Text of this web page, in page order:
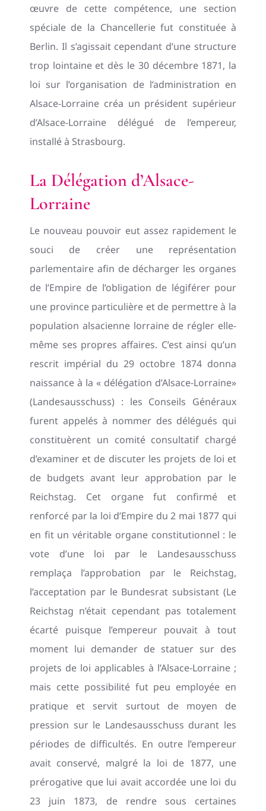
œuvre de cette compétence, une section
spéciale de la Chancellerie fut constituée à
Berlin. Il s’agissait cependant d’une structure
trop lointaine et dès le 30 décembre 1871, la
loi sur l’organisation de l’administration en
Alsace-Lorraine créa un président supérieur
d’Alsace-Lorraine délégué de l’empereur,
installé à Strasbourg.
La Délégation d’Alsace-
Lorraine
Le nouveau pouvoir eut assez rapidement le
souci de créer une représentation
parlementaire afin de décharger les organes
de l’Empire de l’obligation de légiférer pour
une province particulière et de permettre à la
population alsacienne lorraine de régler elle-
même ses propres affaires. C’est ainsi qu’un
rescrit impérial du 29 octobre 1874 donna
naissance à la « délégation d’Alsace-Lorraine»
(Landesausschuss) : les Conseils Généraux
furent appelés à nommer des délégués qui
constituèrent un comité consultatif chargé
d’examiner et de discuter les projets de loi et
de budgets avant leur approbation par le
Reichstag. Cet organe fut confirmé et
renforcé par la loi d’Empire du 2 mai 1877 qui
en fit un véritable organe constitutionnel : le
vote d’une loi par le Landesausschuss
remplaça l’approbation par le Reichstag,
l’acceptation par le Bundesrat subsistant (Le
Reichstag n’était cependant pas totalement
écarté puisque l’empereur pouvait à tout
moment lui demander de statuer sur des
projets de loi applicables à l’Alsace-Lorraine ;
mais cette possibilité fut peu employée en
pratique et servit surtout de moyen de
pression sur le Landesausschuss durant les
périodes de difficultés. En outre l’empereur
avait conservé, malgré la loi de 1877, une
prérogative que lui avait accordée une loi du
23 juin 1873, de rendre sous certaines